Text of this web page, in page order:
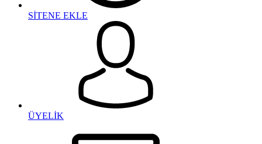
SİTENE EKLE
ÜYELİK